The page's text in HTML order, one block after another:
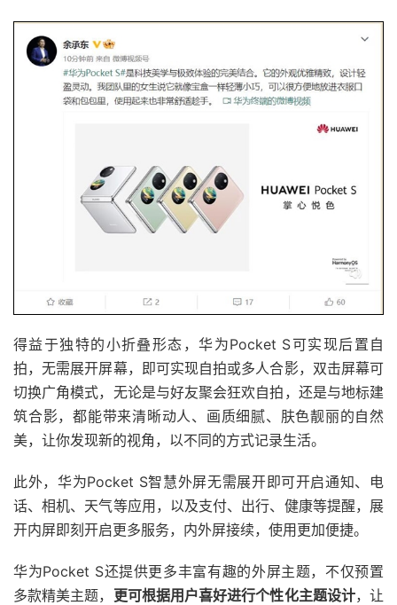
得益于独特的小折叠形态，华为Pocket S可实现后置自
拍，无需展开屏幕，即可实现自拍或多人合影，双击屏幕可
切换广角模式，无论是与好友聚会狂欢自拍，还是与地标建
筑合影，都能带来清晰动人、画质细腻、肤色靓丽的自然
美，让你发现新的视角，以不同的方式记录生活。
此外，华为Pocket S智慧外屏无需展开即可开启通知、电
话、相机、天气等应用，以及支付、出行、健康等提醒，展
开内屏即刻开启更多服务，内外屏接续，使用更加便捷。
华为Pocket S还提供更多丰富有趣的外屏主题，不仅预置
多款精美主题， 更可根据用户喜好进行个性化主题设计，让